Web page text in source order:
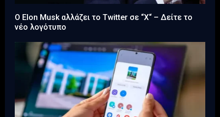
Ο Elon Musk αλλάζει το Twitter σε “Χ“ – Δείτε το
νέο λογότυπο